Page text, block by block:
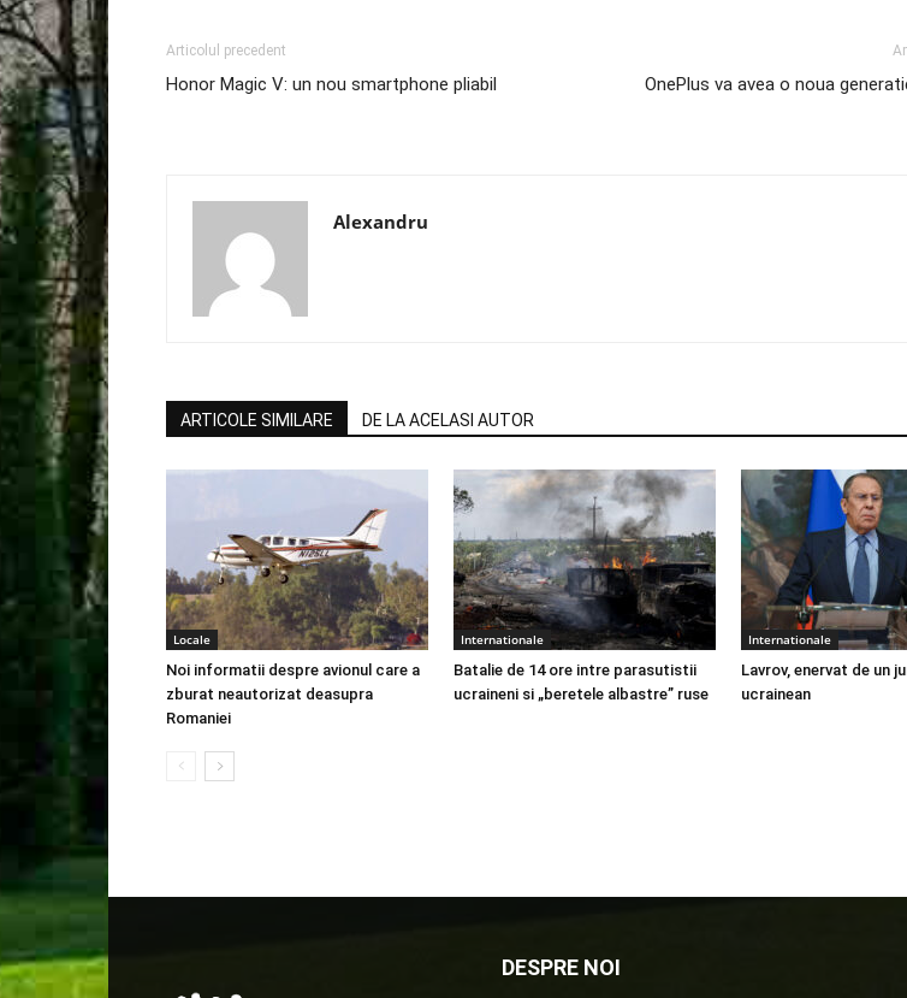
Articolul precedent
Honor Magic V: un nou smartphone pliabil
OnePlus va avea o noua
Alexandru
ARTICOLE SIMILARE DE LA ACELASI AUTOR
Locale
Noi informatii despre avionul care a
zburat neautorizat deasupra
Romaniei
Internationale
Batalie de 14 ore intre parasutistii
ucraineni si „beretele albastre” ruse
Internationale
Lavrov, enervat de un
ucrainean
DESPRE NOI